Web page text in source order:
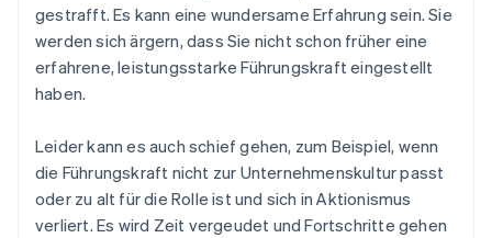
gestrafft. Es kann eine wundersame Erfahrung sein. Sie
werden sich ärgern, dass Sie nicht schon früher eine
erfahrene, leistungsstarke Führungskraft eingestellt
haben.
Leider kann es auch schief gehen, zum Beispiel, wenn
die Führungskraft nicht zur Unternehmenskultur passt
oder zu alt für die Rolle ist und sich in Aktionismus
verliert. Es wird Zeit vergeudet und Fortschritte gehen